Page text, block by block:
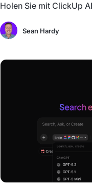
Holen Sie mit ClickUp
Sean Hardy